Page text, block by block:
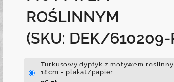
ROŚLINNYM
(SKU: DEK/610209-
Turkusowy dyptyk z motywem
18cm - plakat/papier